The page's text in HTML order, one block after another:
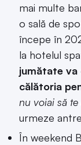
mai multe
o sală de
începe în
la hotelul
jumătate va
călătoria
nu voiai să
urmeze
În weekend